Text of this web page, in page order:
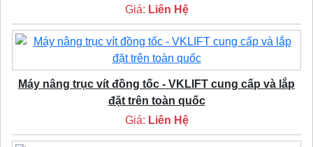
Giá: Liên Hệ
Máy nâng trục vít đồng tốc - VKLIFT cung cấp và lắp
đặt trên toàn quốc
Giá: Liên Hệ